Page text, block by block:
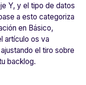
Y, y el tipo de datos
a esto categoriza
en Básico,
artículo os va
el tiro sobre
backlog.